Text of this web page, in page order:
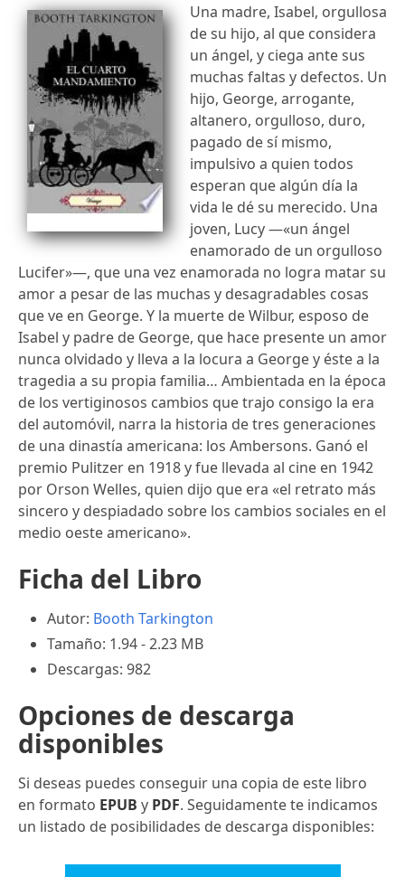
Una madre, Isabel, orgullosa
de su hijo, al que considera
un ángel, y ciega ante sus
muchas faltas y defectos. Un
hijo, George, arrogante,
altanero, orgulloso, duro,
pagado de sí mismo,
impulsivo a quien todos
esperan que algún día la
vida le dé su merecido. Una
joven, Lucy —«un ángel
enamorado de un orgulloso
Lucifer»—, que una vez enamorada no logra matar su
amor a pesar de las muchas y desagradables cosas
que ve en George. Y la muerte de Wilbur, esposo de
Isabel y padre de George, que hace presente un amor
nunca olvidado y lleva a la locura a George y éste a la
tragedia a su propia familia… Ambientada en la época
de los vertiginosos cambios que trajo consigo la era
del automóvil, narra la historia de tres generaciones
de una dinastía americana: los Ambersons. Ganó el
premio Pulitzer en 1918 y fue llevada al cine en 1942
por Orson Welles, quien dijo que era «el retrato más
sincero y despiadado sobre los cambios sociales en el
medio oeste americano».
Ficha del Libro
Autor: Booth Tarkington
Tamaño: 1.94 - 2.23 MB
Descargas: 982
Opciones de descarga
disponibles
Si deseas puedes conseguir una copia de este libro
en formato EPUB y PDF. Seguidamente te indicamos
un listado de posibilidades de descarga disponibles: